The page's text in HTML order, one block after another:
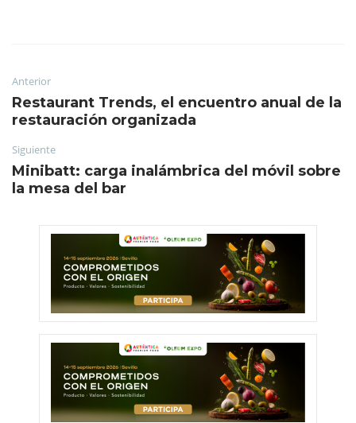
Anterior
Restaurant Trends, el encuentro anual de la
restauración organizada
Siguiente
Minibatt: carga inalámbrica del móvil sobre
la mesa del bar